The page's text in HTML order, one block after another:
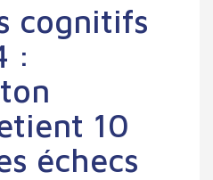
cognitifs
:
10
échecs